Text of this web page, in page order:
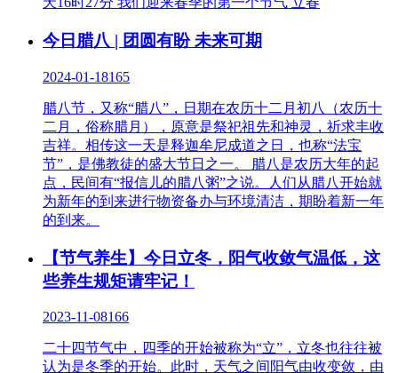
今日腊八 | 团圆有盼 未来可期
2024-01-18165
腊八节，又称“腊八”，日期在农历十二月初八（农历十
二月，俗称腊月），原意是祭祀祖先和神灵，祈求丰收
吉祥。相传这一天是释迦牟尼成道之日，也称“法宝
节”，是佛教徒的盛大节日之一。 腊八是农历大年的起
点，民间有“报信儿的腊八粥”之说。人们从腊八开始就
为新年的到来进行物资备办与环境清洁，期盼着新一年
的到来。
【节气养生】今日立冬，阳气收敛气温低，这
些养生规矩请牢记！
2023-11-08166
二十四节气中，四季的开始被称为“立”，立冬也往往被
认为是冬季的开始。此时，天气之间阳气由收变敛，由